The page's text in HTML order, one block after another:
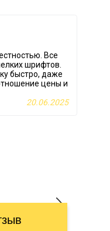
Все
шрифтов.
быстро, даже
цены и
20.06.2025